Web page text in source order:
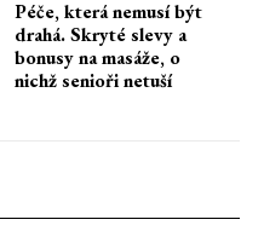
Péče, která nemusí být
drahá. Skryté slevy a
bonusy na masáže, o
nichž senioři netuší